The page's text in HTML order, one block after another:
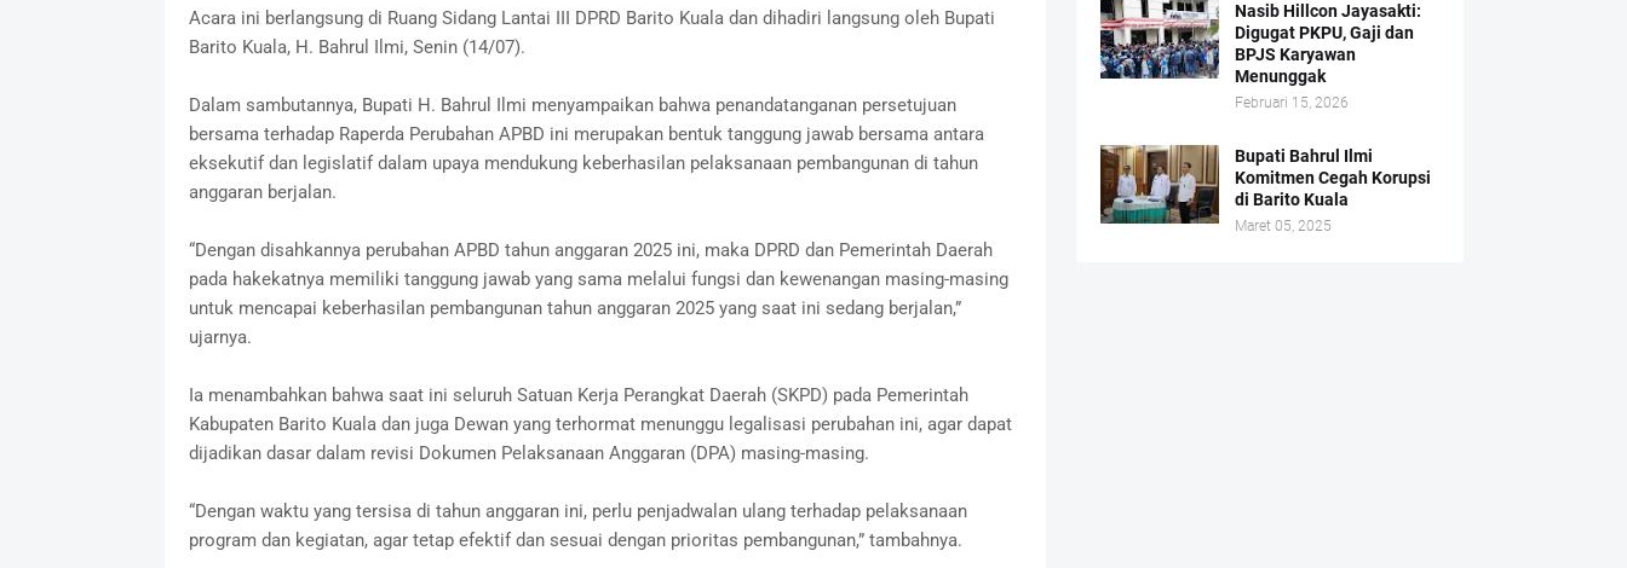
Acara ini berlangsung di Ruang Sidang Lantai III DPRD Barito Kuala dan dihadiri langsung oleh Bupati
Barito Kuala, H. Bahrul Ilmi, Senin (14/07).
Dalam sambutannya, Bupati H. Bahrul Ilmi menyampaikan bahwa penandatanganan persetujuan
bersama terhadap Raperda Perubahan APBD ini merupakan bentuk tanggung jawab bersama antara
eksekutif dan legislatif dalam upaya mendukung keberhasilan pelaksanaan pembangunan di tahun
anggaran berjalan.
“Dengan disahkannya perubahan APBD tahun anggaran 2025 ini, maka DPRD dan Pemerintah Daerah
pada hakekatnya memiliki tanggung jawab yang sama melalui fungsi dan kewenangan masing-masing
untuk mencapai keberhasilan pembangunan tahun anggaran 2025 yang saat ini sedang berjalan,”
ujarnya.
Ia menambahkan bahwa saat ini seluruh Satuan Kerja Perangkat Daerah (SKPD) pada Pemerintah
Kabupaten Barito Kuala dan juga Dewan yang terhormat menunggu legalisasi perubahan ini, agar dapat
dijadikan dasar dalam revisi Dokumen Pelaksanaan Anggaran (DPA) masing-masing.
“Dengan waktu yang tersisa di tahun anggaran ini, perlu penjadwalan ulang terhadap pelaksanaan
program dan kegiatan, agar tetap efektif dan sesuai dengan prioritas pembangunan,” tambahnya.
Nasib Hillcon Jayasakti:
Digugat PKPU, Gaji dan
BPJS Karyawan
Menunggak
Februari 15, 2026
Bupati Bahrul Ilmi
Komitmen Cegah Korupsi
di Barito Kuala
Maret 05, 2025